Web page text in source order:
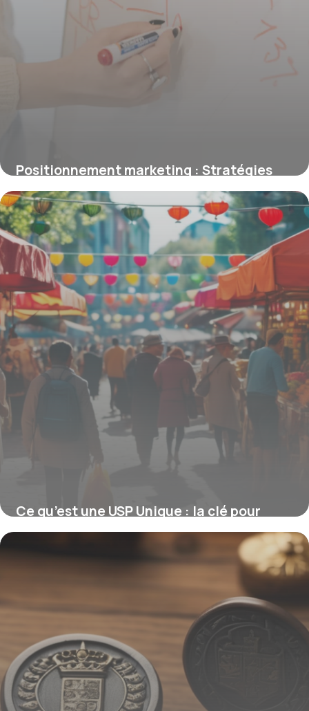
Positionnement marketing : Stratégies
efficaces
16 avril 2026
Ce qu’est une USP Unique : la clé pour
démarquer votre marque efficacement
2 février 2026